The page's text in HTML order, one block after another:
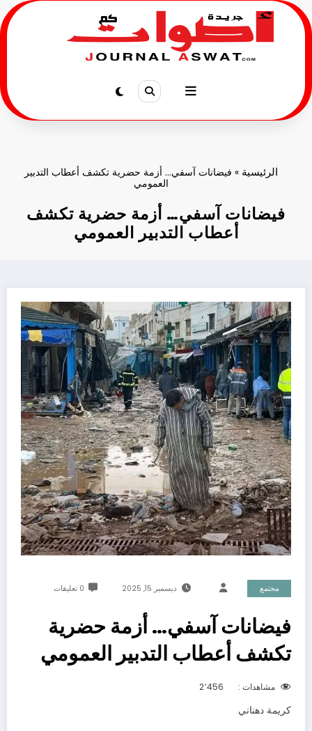
التجاوز
إلى
المحتوى
الرئيسية » فيضانات آسفي… أزمة حضرية تكشف أعطاب التدبير
العمومي
فيضانات آسفي… أزمة حضرية تكشف
أعطاب التدبير العمومي
مجتمع ديسمبر 15, 2025 0 تعليقات
فيضانات آسفي… أزمة حضرية
تكشف أعطاب التدبير العمومي
مشاهدات : 2٬456
كريمة دهناني